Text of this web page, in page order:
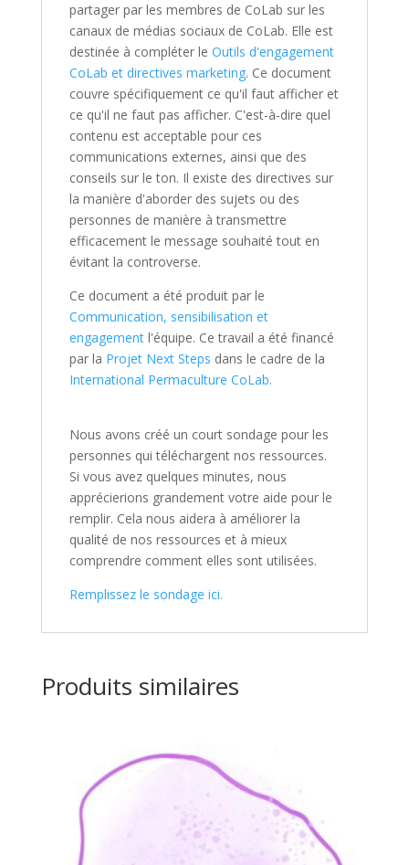
partager par les membres de CoLab sur les
canaux de médias sociaux de CoLab. Elle est
destinée à compléter le Outils d'engagement
CoLab et directives marketing. Ce document
couvre spécifiquement ce qu'il faut afficher et
ce qu'il ne faut pas afficher. C'est-à-dire quel
contenu est acceptable pour ces
communications externes, ainsi que des
conseils sur le ton. Il existe des directives sur
la manière d'aborder des sujets ou des
personnes de manière à transmettre
efficacement le message souhaité tout en
évitant la controverse.
Ce document a été produit par le
Communication, sensibilisation et
engagementl'équipe. Ce travail a été financé
par la Projet Next Steps dans le cadre de la
International Permaculture CoLab.
Nous avons créé un court sondage pour les
personnes qui téléchargent nos ressources.
Si vous avez quelques minutes, nous
apprécierions grandement votre aide pour le
remplir. Cela nous aidera à améliorer la
qualité de nos ressources et à mieux
comprendre comment elles sont utilisées.
Remplissez le sondage ici.
Produits similaires